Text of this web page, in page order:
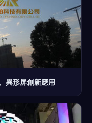
異形屏創新應用